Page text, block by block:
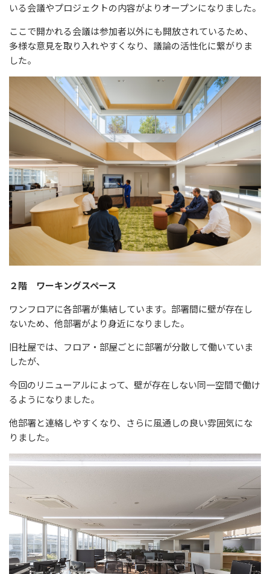
いる会議やプロジェクトの内容がよりオープンになりました。
ここで開かれる会議は参加者以外にも開放されているため、
多様な意見を取り入れやすくなり、議論の活性化に繋がりま
した。
２階 ワーキングスペース
ワンフロアに各部署が集結しています。部署間に壁が存在し
ないため、他部署がより身近になりました。
旧社屋では、フロア・部屋ごとに部署が分散して働いていま
したが、
今回のリニューアルによって、壁が存在しない同一空間で働け
るようになりました。
他部署と連絡しやすくなり、さらに風通しの良い雰囲気にな
りました。